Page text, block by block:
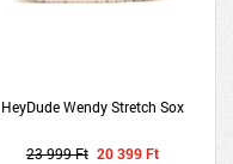
HeyDude Wendy Stretch Sox
23 999 Ft 20 399 Ft